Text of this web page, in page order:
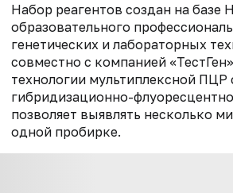
Набор реагентов создан на базе
образовательного
генетических и лабораторных
совместно с компанией
технологии мультиплексной ПЦР
гибридизационно-
позволяет выявлять несколько
одной пробирке.